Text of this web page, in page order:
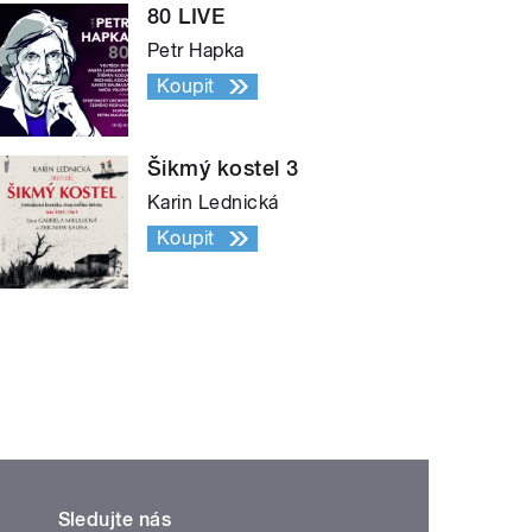
80 LIVE
Petr Hapka
Koupit
Šikmý kostel 3
Karin Lednická
Koupit
Sledujte nás